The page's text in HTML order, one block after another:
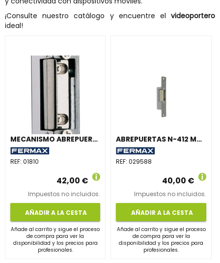
¡Consulte nuestro catálogo y encuentre el videoportero
ideal!
MECANISMO ABREPUERTAS 540AB-412 MAX
REF: 01810
42,00 €
Impuestos no incluidos.
AÑADIR A LA CESTA
Añade al carrito y sigue el proceso
de compra para ver la
disponibilidad y los precios para
profesionales.
ABREPUERTAS N-412 MAX
REF:029588
40,00 €
Impuestos no incluidos.
AÑADIR A LA CESTA
Añade al carrito y sigue el proceso
de compra para ver la
disponibilidad y los precios para
profesionales.